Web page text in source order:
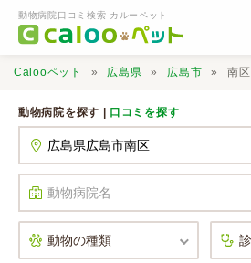
動物病院口コミ検索 カルーペット
口コミ検索
Calooペット 広島県 広島市 南区
動物病院を探す | 口コミを探す